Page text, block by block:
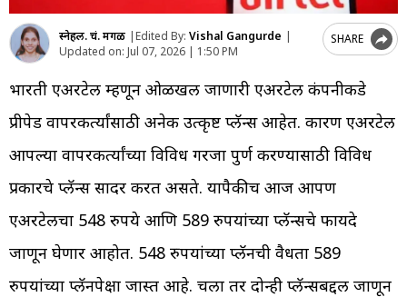
स्नेहल. चं. मेंगळ |Edited By: Vishal Gangurde |
Updated on: Jul 07, 2026 | 1:50 PM
SHARE
भारती एअरटेल म्हणून ओळखली जाणारी एअरटेल कंपनीकडे
प्रीपेड वापरकर्त्यांसाठी अनेक उत्कृष्ट प्लॅन्स आहेत. कारण एअरटेल
आपल्या वापरकर्त्यांच्या विविध गरजा पुर्ण करण्यासाठी विविध
प्रकारचे प्लॅन्स सादर करत असते. यापैकीच आज आपण
एअरटेलचा 548 रुपये आणि 589 रुपयांच्या प्लॅन्सचे फायदे
जाणून घेणार आहोत. 548 रुपयांच्या प्लॅनची ​​वैधता 589
रुपयांच्या प्लॅनपेक्षा जास्त आहे. चला तर दोन्ही प्लॅन्सबद्दल जाणून